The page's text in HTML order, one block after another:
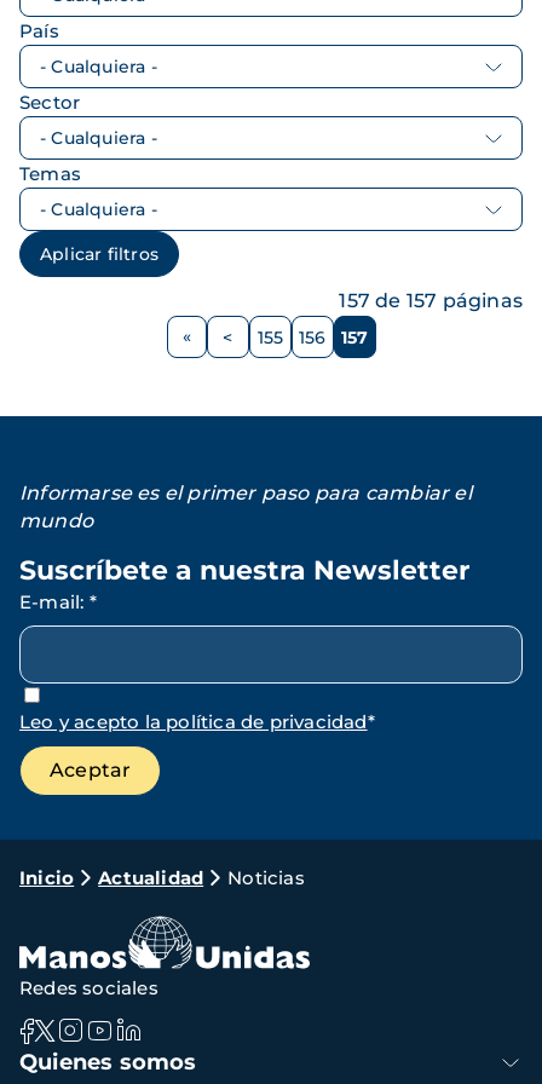
País
Sector
Temas
Página
< Página
155 Página
156 Página
157
157 de 157 páginas
Informarse es el primer paso para cambiar el
mundo
Suscríbete a nuestra Newsletter
E-mail: *
Leo y acepto la política de privacidad*
Ruta
navegación
Inicio Actualidad Noticias
Navegación
Quienes somos
Redes sociales